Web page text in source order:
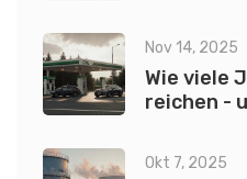
Nov 14, 2025
Wie viele
reichen -
Okt 7, 2025